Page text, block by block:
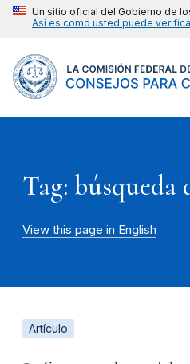
Un sitio oficial del Gobierno de
Así es como usted puede
Tag: búsqueda
View this page in English
Artículo